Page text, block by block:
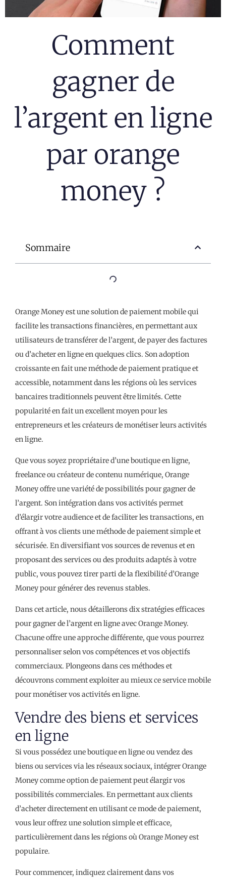
Comment
gagner de
l’argent en ligne
par orange
money ?
Sommaire
Orange Money est une solution de paiement mobile qui
facilite les transactions financières, en permettant aux
utilisateurs de transférer de l’argent, de payer des factures
ou d’acheter en ligne en quelques clics. Son adoption
croissante en fait une méthode de paiement pratique et
accessible, notamment dans les régions où les services
bancaires traditionnels peuvent être limités. Cette
popularité en fait un excellent moyen pour les
entrepreneurs et les créateurs de monétiser leurs activités
en ligne.
Que vous soyez propriétaire d’une boutique en ligne,
freelance ou créateur de contenu numérique, Orange
Money offre une variété de possibilités pour gagner de
l’argent. Son intégration dans vos activités permet
d’élargir votre audience et de faciliter les transactions, en
offrant à vos clients une méthode de paiement simple et
sécurisée. En diversifiant vos sources de revenus et en
proposant des services ou des produits adaptés à votre
public, vous pouvez tirer parti de la flexibilité d’Orange
Money pour générer des revenus stables.
Dans cet article, nous détaillerons dix stratégies efficaces
pour gagner de l’argent en ligne avec Orange Money.
Chacune offre une approche différente, que vous pourrez
personnaliser selon vos compétences et vos objectifs
commerciaux. Plongeons dans ces méthodes et
découvrons comment exploiter au mieux ce service mobile
pour monétiser vos activités en ligne.
Vendre des biens et services
en ligne
Si vous possédez une boutique en ligne ou vendez des
biens ou services via les réseaux sociaux, intégrer Orange
Money comme option de paiement peut élargir vos
possibilités commerciales. En permettant aux clients
d’acheter directement en utilisant ce mode de paiement,
vous leur offrez une solution simple et efficace,
particulièrement dans les régions où Orange Money est
populaire.
Pour commencer, indiquez clairement dans vos